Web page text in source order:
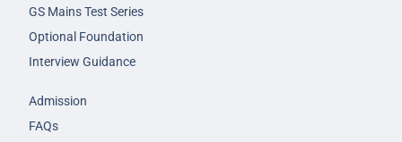
GS Mains Test Series
Optional Foundation
Interview Guidance
Admission
FAQs